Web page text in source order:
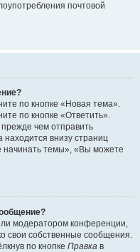
почтовой
по кнопке «Новая тема».
по кнопке «Ответить».
чем отправить
внизу страниц
темы», «Вы можете
модератором конференции,
свои собственные сообщения.
по кнопке Правка в